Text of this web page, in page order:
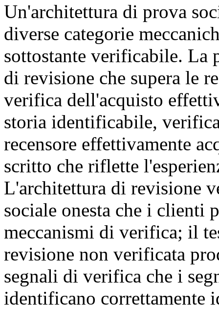
Un'architettura di prova
diverse categorie
sottostante verificabile. La
di revisione che supera le
verifica dell'acquisto
storia identificabile,
recensore effettivamente
scritto che riflette
L'architettura di revisione
sociale onesta che i clienti
meccanismi di verifica; il
revisione non verificata
segnali di verifica che i
identificano correttamente